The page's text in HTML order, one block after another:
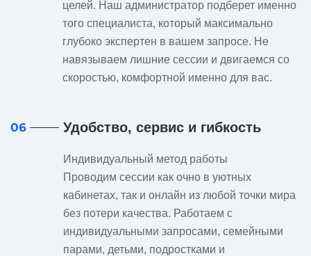
целей. Наш администратор подберет именно
того специалиста, который максимально
глубоко экспертен в вашем запросе. Не
навязываем лишние сессии и двигаемся со
скоростью, комфортной именно для вас.
06 Удобство, сервис и гибкость
Индивидуальный метод работы
Проводим сессии как очно в уютных
кабинетах, так и онлайн из любой точки мира
без потери качества. Работаем с
индивидуальными запросами, семейными
парами, детьми, подростками и